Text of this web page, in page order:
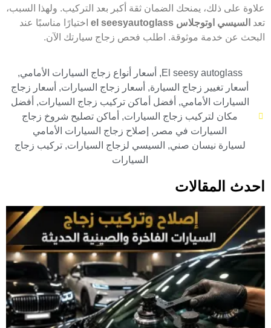
علاوة على ذلك، يمنحك الضمان ثقة أكبر بعد التركيب. ولهذا السبب،
تعد السيسي اوتوجلاس el seesyautoglass
اختيارًا مناسبًا عند
البحث عن خدمة موثوقة. اطلب فحص زجاج سيارتك الآن.
El seesy autoglass
, أسعار أنواع زجاج السيارات الأمامي,
أسعار تغيير زجاج السيارة, أسعار زجاج السيارات, أسعار زجاج
السيارات الأمامي, أفضل أماكن تركيب زجاج السيارات, أفضل
مكان لتركيب زجاج السيارات, أماكن تصليح شروخ زجاج
السيارات في مصر , إصلاح زجاج السيارات الأمامي
لسيارة نيسان صني, السيسي لزجاج السيارات,تركيب زجاج
السيارات
احدث المقالات